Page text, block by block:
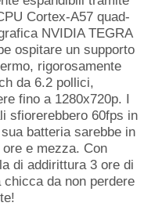
Cortex-A57 quad-
NVIDIA TEGRA
ospitare un supporto
rigorosamente
da 6.2 pollici,
fino a 1280x720p. I
sfiorerebbero 60fps in
batteria sarebbe in
e mezza. Con
di addirittura 3 ore di
da non perdere